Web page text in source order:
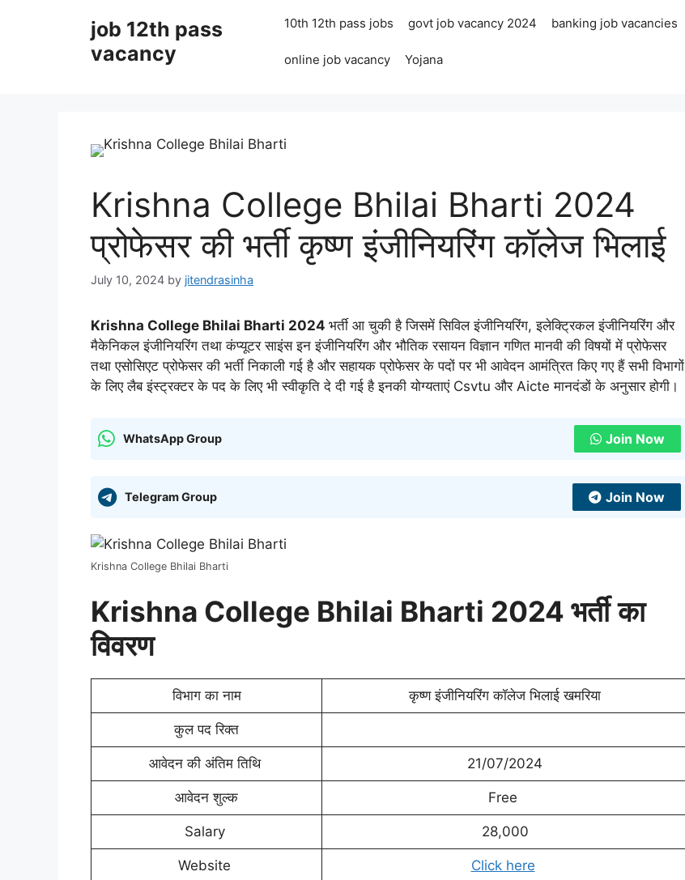
job 12th pass
vacancy
10th 12th pass jobs govt job vacancy 2024 banking job vacancies
online job vacancy Yojana
Krishna College Bhilai Bharti 2024
प्रोफेसर की भर्ती कृष्ण इंजीनियरिंग कॉलेज भिलाई
July 10, 2024 by jitendrasinha
Krishna College Bhilai Bharti 2024 भर्ती आ चुकी है जिसमें सिविल इंजीनियरिंग, इलेक्ट्रिकल इंजीनियरिंग और
मैकेनिकल इंजीनियरिंग तथा कंप्यूटर साइंस इन इंजीनियरिंग और भौतिक रसायन विज्ञान गणित मानवी की विषयों में प्रोफेसर
तथा एसोसिएट प्रोफेसर की भर्ती निकाली गई है और सहायक प्रोफेसर के पदों पर भी आवेदन आमंत्रित किए गए हैं सभी विभागों
के लिए लैब इंस्ट्रक्टर के पद के लिए भी स्वीकृति दे दी गई है इनकी योग्यताएं Csvtu और Aicte मानदंडों के अनुसार होगी।
WhatsApp Group Join Now
Telegram Group Join Now
Krishna College Bhilai Bharti
Krishna College Bhilai Bharti 2024 भर्ती का
विवरण
विभाग का नाम कृष्ण इंजीनियरिंग कॉलेज भिलाई खमरिया
कुल पद रिक्त
आवेदन की अंतिम तिथि 21/07/2024
आवेदन शुल्क Free
Salary 28,000
Website Click here